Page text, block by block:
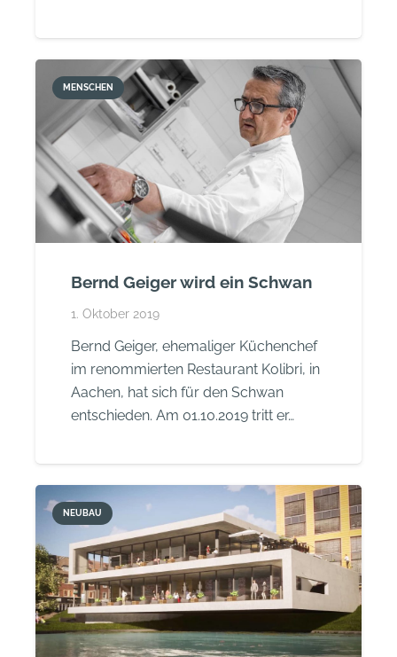
MENSCHEN
Bernd Geiger wird ein Schwan
1. Oktober 2019
Bernd Geiger, ehemaliger Küchenchef
im renommierten Restaurant Kolibri, in
Aachen, hat sich für den Schwan
entschieden. Am 01.10.2019 tritt er…
NEUBAU